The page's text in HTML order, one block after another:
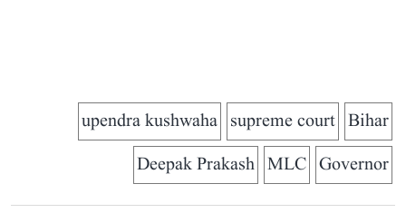
Bihar
supreme court
upendra kushwaha
Governor
MLC
Deepak Prakash